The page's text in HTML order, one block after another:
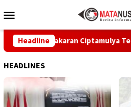
ke
Mobile
Headline
Kebakaran Ciptamulya Terus
HEADLINES